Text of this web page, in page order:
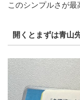
このシンプルさが最
開くとまずは青山